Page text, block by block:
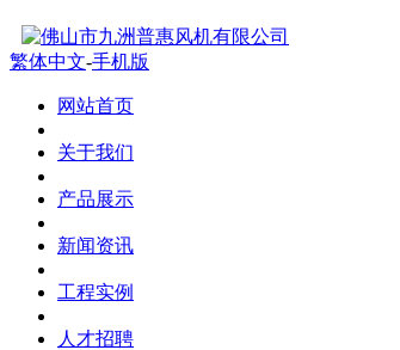
繁体中文-手机版
网站首页
关于我们
产品展示
新闻资讯
工程实例
人才招聘